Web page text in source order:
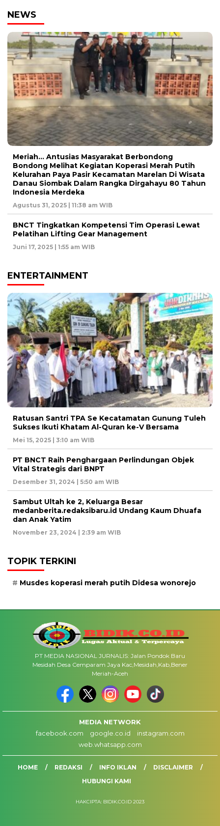
NEWS
Meriah… Antusias Masyarakat Berbondong
Bondong Melihat Kegiatan Koperasi Merah Putih
Kelurahan Paya Pasir Kecamatan Marelan Di Wisata
Danau Siombak Dalam Rangka Dirgahayu 80 Tahun
Indonesia Merdeka
Agustus 31, 2025 | 11:38 am WIB
BNCT Tingkatkan Kompetensi Tim Operasi Lewat
Pelatihan Lifting Gear Management
Juni 17, 2025 | 1:55 am WIB
ENTERTAINMENT
Ratusan Santri TPA Se Kecatamatan Gunung Tuleh
Sukses Ikuti Khatam Al-Quran ke-V Bersama
Mei 15, 2025 | 3:10 am WIB
PT BNCT Raih Penghargaan Perlindungan Objek
Vital Strategis dari BNPT
Desember 31, 2024 | 5:50 am WIB
Sambut Ultah ke 2, Keluarga Besar
medanberita.redaksibaru.id Undang Kaum Dhuafa
dan Anak Yatim
November 23, 2024 | 2:39 am WIB
TOPIK TERKINI
Musdes koperasi merah putih Didesa wonorejo
PT MEDIA NASIONAL JURNALIS: Jalan Pondok Baru
Mesidah Desa Cemparam Jaya Kac,Mesidah,Kab,Bener
Meriah-Aceh
MEDIA NETWORK
facebook.com
google.co.id
instagram.com
web.whatsapp.com
HOME REDAKSI INFO IKLAN
DISCLAIMER
HUBUNGI KAMI
HAKCIPTA: BIDIK.CO.ID 2023